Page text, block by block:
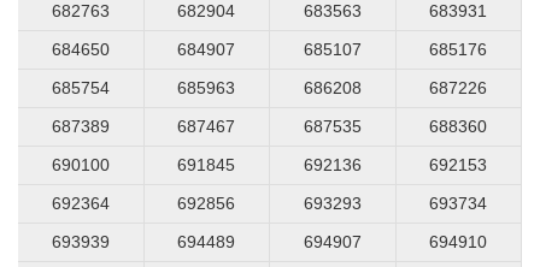
682763
682904 683563
683931
684650
684907 685107
685176
685754
685963 686208
687226
687389
687467 687535
688360
690100
691845 692136
692153
692364
692856 693293
693734
693939
694489 694907
694910